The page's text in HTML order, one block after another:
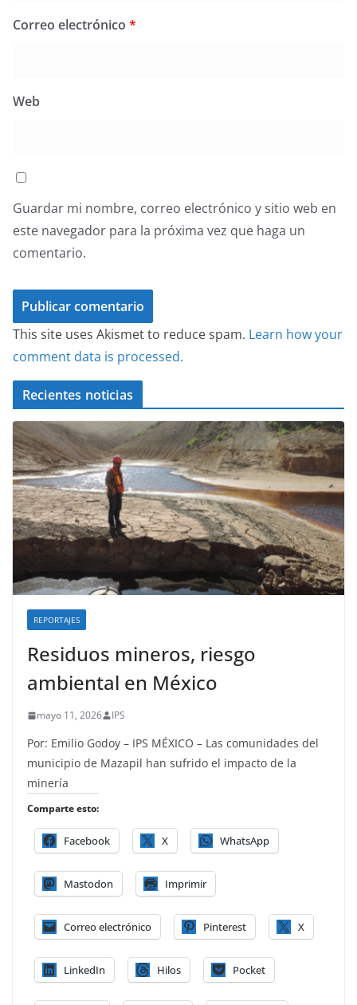
Correo electrónico *
Web
Guardar mi nombre, correo electrónico y sitio web en
este navegador para la próxima vez que haga un
comentario.
This site uses Akismet to reduce spam. Learn how your
comment data is processed.
Recientes noticias
REPORTAJES
Residuos mineros, riesgo
ambiental en México
mayo 11, 2026 IPS
Por: Emilio Godoy – IPS MÉXICO – Las comunidades del
municipio de Mazapil han sufrido el impacto de la
minería
Comparte esto:
Facebook X WhatsApp
Mastodon Imprimir
Correo electrónico Pinterest X
LinkedIn Hilos Pocket